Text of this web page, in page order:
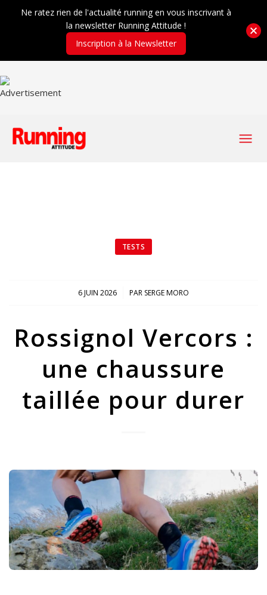
TESTS
6 JUIN 2026
/ PAR SERGE MORO
Rossignol Vercors :
une chaussure
taillée pour durer
Ne ratez rien de l'actualité running en vous inscrivant à
la newsletter Running Attitude !
Inscription à la Newsletter